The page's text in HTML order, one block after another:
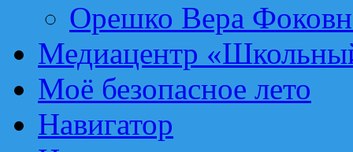
Орешко Вера
Медиацентр
Моё безопасное лето
Навигатор